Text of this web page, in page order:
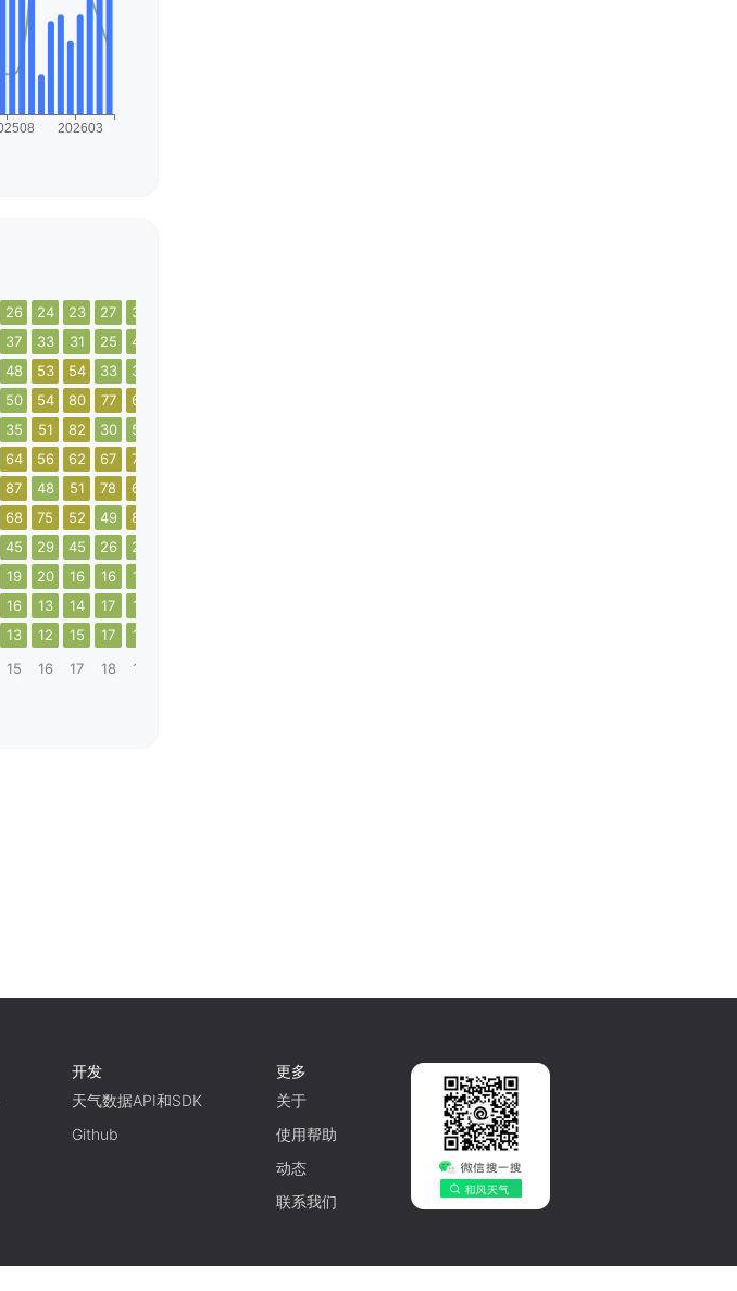
26 24 23 27 34
37 33 31 25 44
48 53 54 33 35
50 54 80 77 64
35 51 82 30 50
64 56 62 67 76
87 48 51 78 63
68 75 52 49 85
45 29 45 26 26
19 20 16 16 19
16 13 14 17 16
13 12 15 17 17
15 16 17 18 19
开发
天气数据API和SDK
Github
更多
关于
使用帮助
动态
联系我们